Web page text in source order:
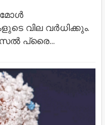
വില വര്‍ധിക്കും.
പ്രൈ...